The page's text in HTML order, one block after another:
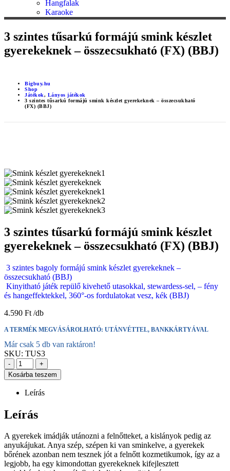
Hangfalak
Karaoke
3 szintes tűsarkú formájú smink készlet
gyerekeknek – összecsukható (FX) (BBJ)
Bigbuy.hu
Shop
Játékok, Lányos játékok
3 szintes tűsarkú formájú smink készlet gyerekeknek – összecsukható
(FX) (BBJ)
3 szintes tűsarkú formájú smink készlet
gyerekeknek – összecsukható (FX) (BBJ)
3 szintes bagoly formájú smink készlet gyerekeknek –
összecsukható (BBJ)
Kinyitható játék repülő kivehető utasokkal, stewardess-sel, – fény
és hangeffektekkel, 360°-os fordulatokat vesz, kék (BBJ)
4.590 Ft
A TERMÉK MEGVÁSÁROLHATÓ: UTÁNVÉTTEL, BANKKÁRTYÁVAL
Már csak 5 db van raktáron!
SKU: TUS3
-
+
Kosárba teszem
Leírás
Leírás
A gyerekek imádják utánozni a felnőtteket, a kislányok pedig az
anyukájukat. Anya szép, szépen ki van sminkelve, a gyerekek
bőrének azonban nem tesznek jót a felnőtt kozmetikumok, így az a
legjobb, ha egy kimondottan gyerekeknek kifejlesztett